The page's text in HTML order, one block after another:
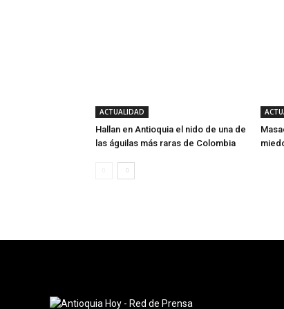
ACTUALIDAD
Hallan en Antioquia el nido de una de
las águilas más raras de Colombia